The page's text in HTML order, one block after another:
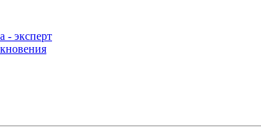
- эксперт